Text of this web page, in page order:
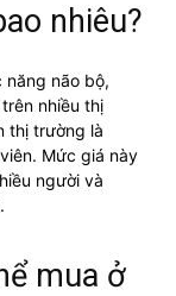
nhiêu?
não bộ,
nhiều thị
thị trường là
Mức giá này
người và
mua ở